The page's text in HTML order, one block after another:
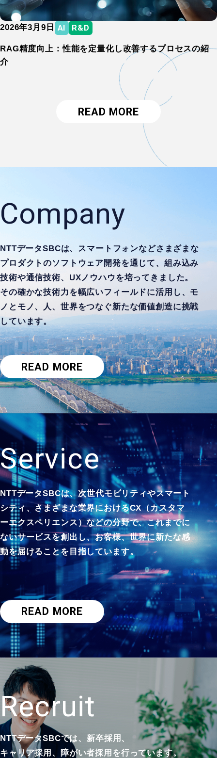
2026年3月9日 AI
R&D
RAG精度向上：性能を定量化し改善するプロセスの紹
介
READ MORE
Company
NTTデータSBCは、スマートフォンなどさまざまな
プロダクトのソフトウェア開発を通じて、 組み込み
技術や通信技術、UXノウハウを培ってきました。
その確かな技術力を幅広いフィールドに活用し、 モ
ノとモノ、人、世界をつなぐ新たな価値創造に挑戦
しています。
READ MORE
Service
NTTデータSBCは、次世代モビリティやスマート
シティ、さまざまな業界におけるCX（カスタマ
ーエクスペリエンス）などの分野で、これまでに
ないサービスを創出し、お客様、世界に新たな感
動を届けることを目指しています。
READ MORE
Recruit
NTTデータSBCでは、新卒採用、
キャリア採用、
障がい者採用を行っています。